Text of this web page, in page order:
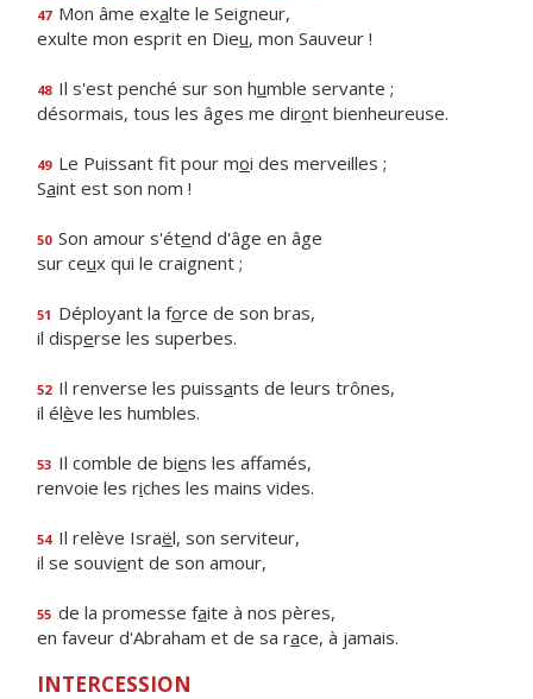
47 Mon âme exalte le Seigneur,
exulte mon esprit en Dieu, mon Sauveur !
48 Il s'est penché sur son humble servante ;
désormais, tous les âges me diront bienheureuse.
49 Le Puissant fit pour moi des merveilles ;
Saint est son nom !
50 Son amour s'étend d'âge en âge
sur ceux qui le craignent ;
51 Déployant la force de son bras,
il disperse les superbes.
52 Il renverse les puissants de leurs trônes,
il élève les humbles.
53 Il comble de biens les affamés,
renvoie les riches les mains vides.
54 Il relève Israël, son serviteur,
il se souvient de son amour,
55 de la promesse faite à nos pères,
en faveur d'Abraham et de sa race, à jamais.
INTERCESSION